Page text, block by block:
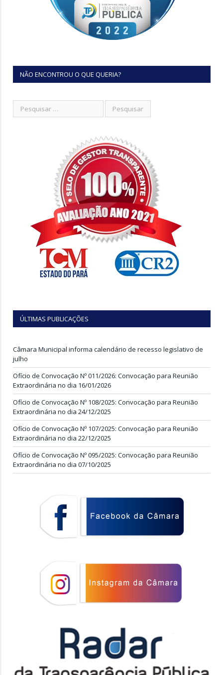
NÃO ENCONTROU O QUE QUERIA?
ÚLTIMAS PUBLICAÇÕES
Câmara Municipal informa calendário de recesso legislativo de
julho
Ofício de Convocação Nº 011/2026: Convocação para Reunião
Extraordinária no dia 16/01/2026
Ofício de Convocação Nº 108/2025: Convocação para Reunião
Extraordinária no dia 24/12/2025
Ofício de Convocação Nº 107/2025: Convocação para Reunião
Extraordinária no dia 22/12/2025
Ofício de Convocação Nº 095/2025: Convocação para Reunião
Extraordinária no dia 07/10/2025